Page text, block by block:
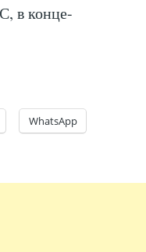
в конце-
WhatsApp